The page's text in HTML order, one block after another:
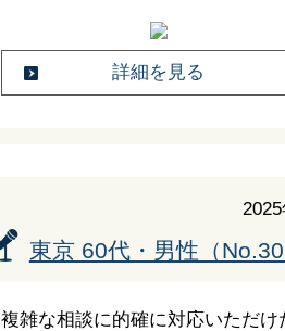
詳細を見る
2025
東京 60代・男性（
複雑な相談に的確に対応いただけ